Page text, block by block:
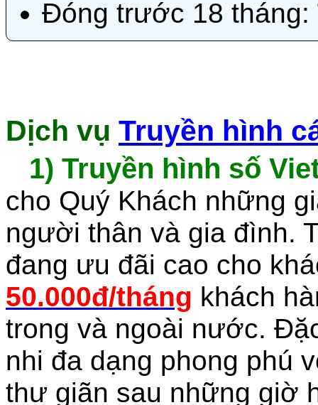
Đóng trước 18 tháng:
Dịch vụ Truyền hình
1) Truyền hình số
cho Quý Khách những
người thân và gia đình.
đang ưu đãi cao cho
50.000đ/tháng khách
trong và ngoài nước.
nhi đa dạng phong phú
thư giãn sau những giờ